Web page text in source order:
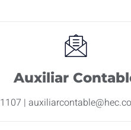
Auxiliar
1107 |